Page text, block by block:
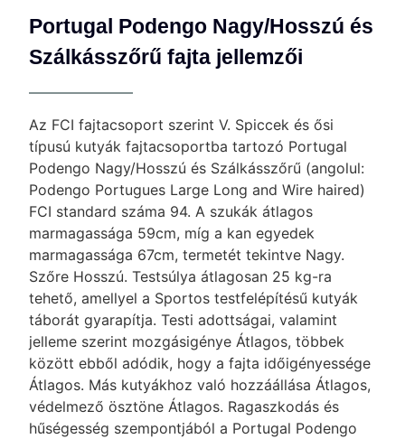
Portugal Podengo Nagy/Hosszú és
Szálkásszőrű fajta jellemzői
Az FCI fajtacsoport szerint V. Spiccek és ősi
típusú kutyák fajtacsoportba tartozó Portugal
Podengo Nagy/Hosszú és Szálkásszőrű (angolul:
Podengo Portugues Large Long and Wire haired)
FCI standard száma 94. A szukák átlagos
marmagassága 59cm, míg a kan egyedek
marmagassága 67cm, termetét tekintve Nagy.
Szőre Hosszú. Testsúlya átlagosan 25 kg-ra
tehető, amellyel a Sportos testfelépítésű kutyák
táborát gyarapítja. Testi adottságai, valamint
jelleme szerint mozgásigénye Átlagos, többek
között ebből adódik, hogy a fajta időigényessége
Átlagos. Más kutyákhoz való hozzáállása Átlagos,
védelmező ösztöne Átlagos. Ragaszkodás és
hűségesség szempontjából a Portugal Podengo